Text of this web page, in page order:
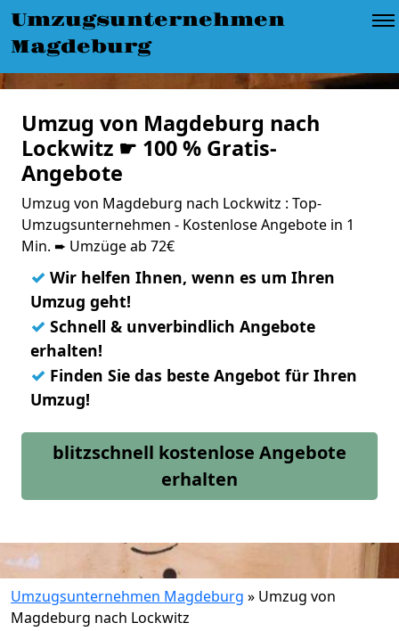
Umzugsunternehmen
Magdeburg
Umzug von Magdeburg nach
Lockwitz ☛ 100 % Gratis-
Angebote
Umzug von Magdeburg nach Lockwitz : Top-
Umzugsunternehmen - Kostenlose Angebote in 1
Min. ➨ Umzüge ab 72€
✓ Wir helfen Ihnen, wenn es um Ihren
Umzug geht!
✓ Schnell & unverbindlich Angebote
erhalten!
✓ Finden Sie das beste Angebot für Ihren
Umzug!
blitzschnell kostenlose Angebote
erhalten
Umzugsunternehmen Magdeburg » Umzug von
Magdeburg nach Lockwitz